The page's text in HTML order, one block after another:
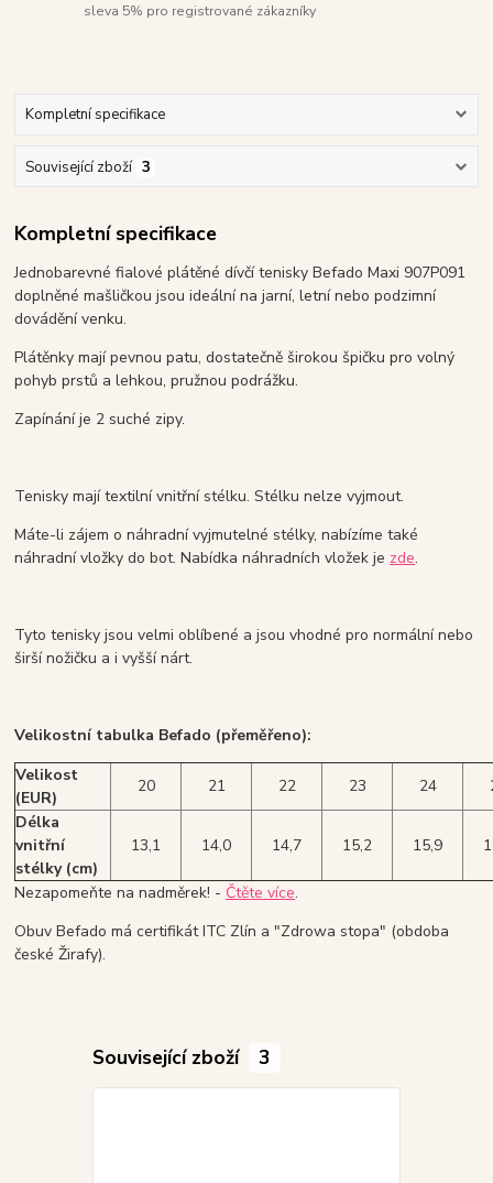
sleva 5% pro registrované zákazníky
Kompletní specifikace
Související zboží 3
Kompletní specifikace
Jednobarevné fialové plátěné dívčí tenisky Befado Maxi 907P091
doplněné mašličkou jsou ideální na jarní, letní nebo podzimní
dovádění venku.
Plátěnky mají pevnou patu, dostatečně širokou špičku pro volný
pohyb prstů a lehkou, pružnou podrážku.
Zapínání je 2 suché zipy.
Tenisky mají textilní vnitřní stélku. Stélku nelze vyjmout.
Máte-li zájem o náhradní vyjmutelné stélky, nabízíme také
náhradní vložky do bot. Nabídka náhradních vložek je zde.
Tyto tenisky jsou velmi oblíbené a jsou vhodné pro normální nebo
širší nožičku a i vyšší nárt.
Velikostní tabulka Befado (přeměřeno):
Velikost
(EUR)
20 21 22 23 24
Délka
vnitřní
stélky (cm)
13,1 14,0 14,7 15,2 15,9
Nezapomeňte na nadměrek! - Čtěte více.
Obuv Befado má certifikát ITC Zlín a "Zdrowa stopa" (obdoba
české Žirafy).
Související zboží 3